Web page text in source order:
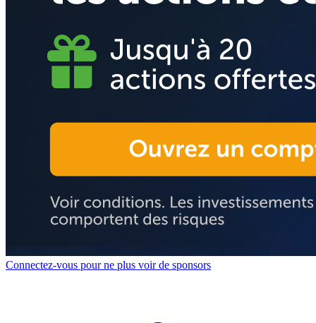
Connectez-vous pour ne plus voir de sponsors